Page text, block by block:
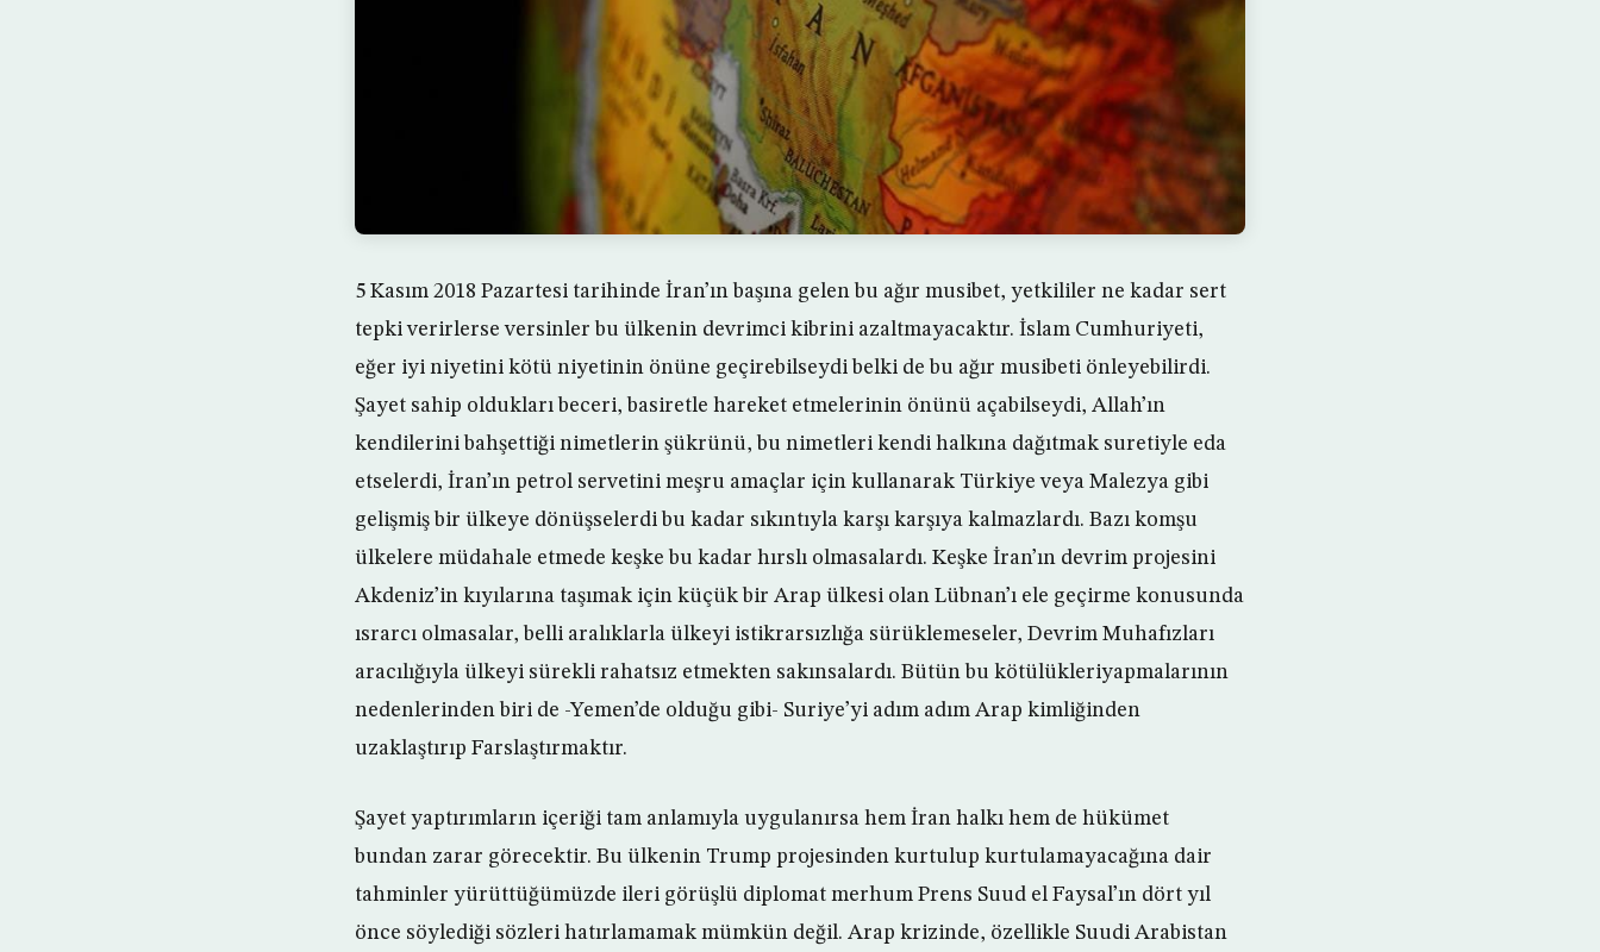
5 Kasım 2018 Pazartesi tarihinde İran’ın başına gelen bu ağır musibet, yetkililer ne kadar sert
tepki verirlerse versinler bu ülkenin devrimci kibrini azaltmayacaktır. İslam Cumhuriyeti,
eğer iyi niyetini kötü niyetinin önüne geçirebilseydi belki de bu ağır musibeti önleyebilirdi.
Şayet sahip oldukları beceri, basiretle hareket etmelerinin önünü açabilseydi, Allah’ın
kendilerini bahşettiği nimetlerin şükrünü, bu nimetleri kendi halkına dağıtmak suretiyle eda
etselerdi, İran’ın petrol servetini meşru amaçlar için kullanarak Türkiye veya Malezya gibi
gelişmiş bir ülkeye dönüşselerdi bu kadar sıkıntıyla karşı karşıya kalmazlardı. Bazı komşu
ülkelere müdahale etmede keşke bu kadar hırslı olmasalardı. Keşke İran’ın devrim projesini
Akdeniz’in kıyılarına taşımak için küçük bir Arap ülkesi olan Lübnan’ı ele geçirme konusunda
ısrarcı olmasalar, belli aralıklarla ülkeyi istikrarsızlığa sürüklemeseler, Devrim Muhafızları
aracılığıyla ülkeyi sürekli rahatsız etmekten sakınsalardı. Bütün bu kötülükleriyapmalarının
nedenlerinden biri de -Yemen’de olduğu gibi- Suriye’yi adım adım Arap kimliğinden
uzaklaştırıp Farslaştırmaktır.
Şayet yaptırımların içeriği tam anlamıyla uygulanırsa hem İran halkı hem de hükümet
bundan zarar görecektir. Bu ülkenin Trump projesinden kurtulup kurtulamayacağına dair
tahminler yürüttüğümüzde ileri görüşlü diplomat merhum Prens Suud el Faysal’ın dört yıl
önce söylediği sözleri hatırlamamak mümkün değil. Arap krizinde, özellikle Suudi Arabistan